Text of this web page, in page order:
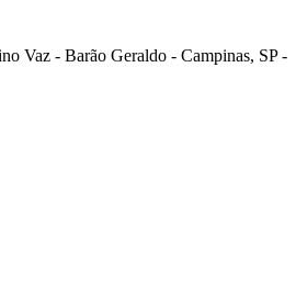
Vaz - Barão Geraldo - Campinas, SP -